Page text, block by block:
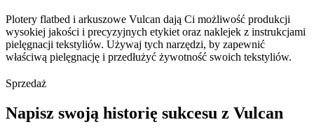
Plotery flatbed i arkuszowe Vulcan dają Ci możliwość produkcji
wysokiej jakości i precyzyjnych etykiet oraz naklejek z instrukcjami
pielęgnacji tekstyliów. Używaj tych narzędzi, by zapewnić
właściwą pielęgnację i przedłużyć żywotność swoich tekstyliów.
Sprzedaż
Napisz swoją historię sukcesu z Vulcan